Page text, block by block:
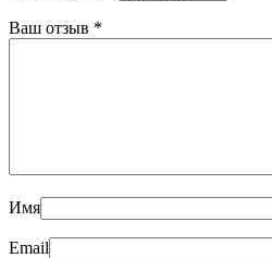
Ваш отзыв *
Имя
Email